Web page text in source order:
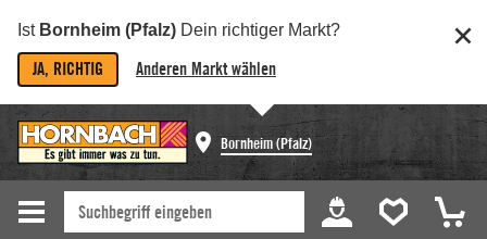
Ist Bornheim (Pfalz) Dein richtiger Markt?
JA, RICHTIG Anderen Markt wählen
Bornheim (Pfalz)